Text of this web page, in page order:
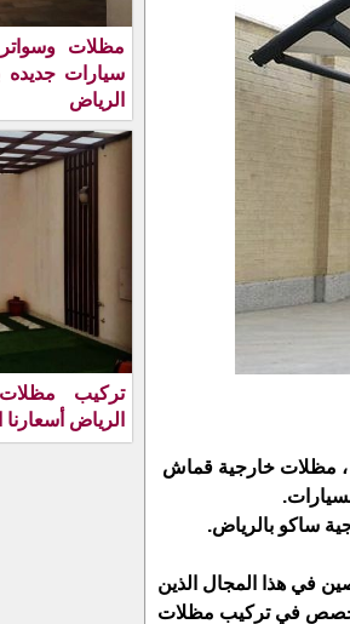
، مظلات خارجية قماش
ساكو بالرياض.
في هذا المجال الذين
في تركيب مظلات
مظلات
سيارات جديده
الرياض
تركيب
الرياض